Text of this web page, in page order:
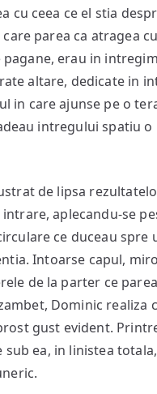
cu ceea ce el stia
parea ca atragea
erau in
altare, dedicate in
care ajunse pe o
intregului spatiu o
de lipsa
aplecandu-se
ce duceau spre
Intoarse capul,
de la parter ce
Dominic realiza
gust evident.
ea, in linistea